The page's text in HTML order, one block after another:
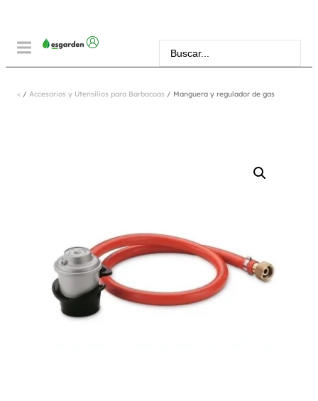
< / Accesorios y Utensilios para Barbacoas / Manguera y regulador de gas